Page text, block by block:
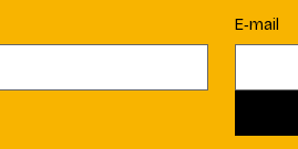
E‑mail